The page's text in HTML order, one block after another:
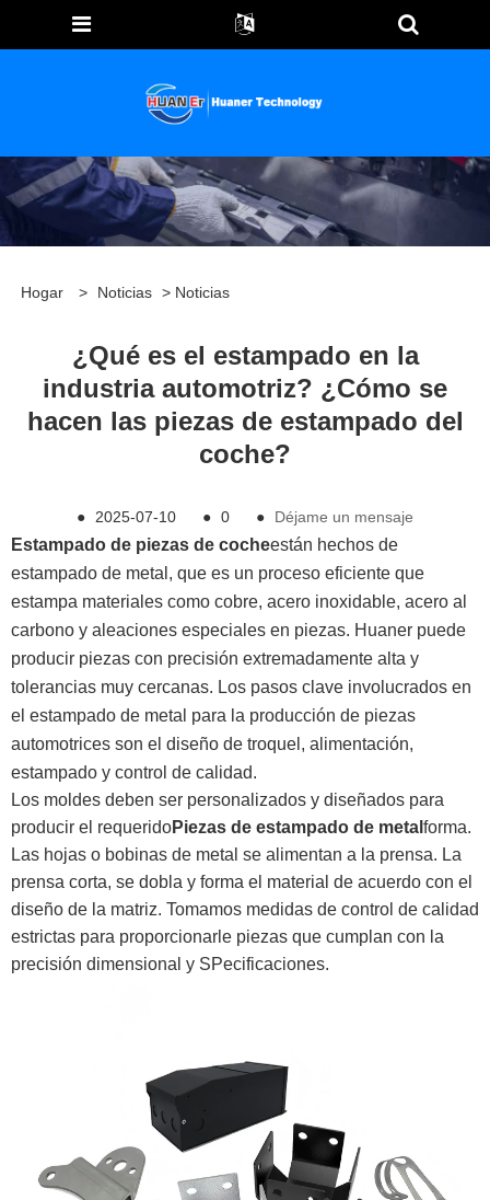
Hogar > Noticias > Noticias
¿Qué es el estampado en la
industria automotriz? ¿Cómo se
hacen las piezas de estampado del
coche?
● 2025-07-10 ● 0 ● Déjame un mensaje
Estampado de piezas de cocheestán hechos de
estampado de metal, que es un proceso eficiente que
estampa materiales como cobre, acero inoxidable, acero al
carbono y aleaciones especiales en piezas. Huaner puede
producir piezas con precisión extremadamente alta y
tolerancias muy cercanas. Los pasos clave involucrados en
el estampado de metal para la producción de piezas
automotrices son el diseño de troquel, alimentación,
estampado y control de calidad.
Los moldes deben ser personalizados y diseñados para
producir el requeridoPiezas de estampado de metal forma.
Las hojas o bobinas de metal se alimentan a la prensa. La
prensa corta, se dobla y forma el material de acuerdo con el
diseño de la matriz. Tomamos medidas de control de calidad
estrictas para proporcionarle piezas que cumplan con la
precisión dimensional y SPecificaciones.